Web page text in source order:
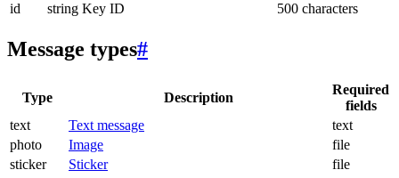
id
string Key ID 500 characters
Message types#
Type Description
Required
fields
text
Text message
text
photo
Image
file
sticker
Sticker
file